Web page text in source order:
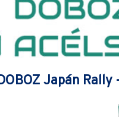
Japán Rally